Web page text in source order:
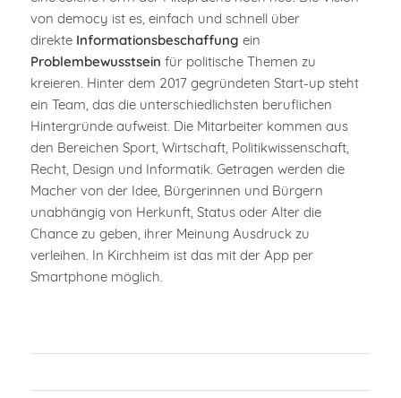
von democy ist es, einfach und schnell über
direkte Informationsbeschaffung ein
Problembewusstsein für politische Themen zu
kreieren. Hinter dem 2017 gegründeten Start-up steht
ein Team, das die unterschiedlichsten beruflichen
Hintergründe aufweist. Die Mitarbeiter kommen aus
den Bereichen Sport, Wirtschaft, Politikwissenschaft,
Recht, Design und Informatik. Getragen werden die
Macher von der Idee, Bürgerinnen und Bürgern
unabhängig von Herkunft, Status oder Alter die
Chance zu geben, ihrer Meinung Ausdruck zu
verleihen. In Kirchheim ist das mit der App per
Smartphone möglich.